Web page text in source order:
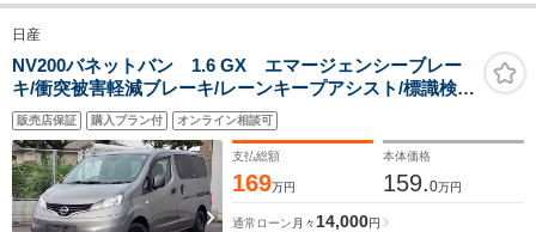
日産
NV200バネットバン 1.6 GX エマージェンシーブレー
キ/衝突被害軽減ブレーキ/レーンキープアシスト/標識検知
機能/ハイビームアシスト/純正ナビ/フルセグ/Bluetooth接
続/ETC/キーレスキー/両側スライドドア/車検整備付/1年保
証付
販売店保証 購入プラン付 オンライン相談可
支払総額
169万円
本体価格
159.0万円
通常ローン 月々 14,000円